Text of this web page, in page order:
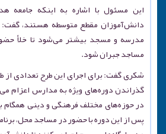
این مسئول با اشاره به اینکه جامعه
دانش‌آموزان مقطع متوسطه هستند، گفت:
مدرسه و مسجد بیشتر می‌شود تا خلأ
مساجد جبران شود.
شکری گفت: برای اجرای این طرح تعدادی از
گذراندن دوره‌های ویژه به مدارس اعزام
در حوزه‌های مختلف فرهنگی و دینی همگام
پس از این دوره با حضور در مساجد محل،